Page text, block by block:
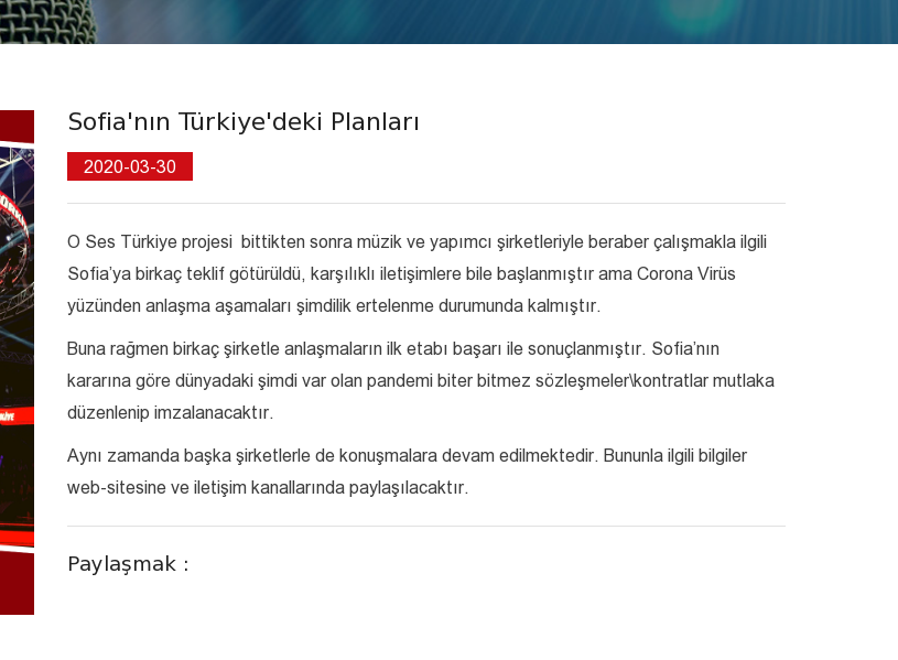
Sofia'nın Türkiye'deki Planları
2020-03-30
O Ses Türkiye projesi bittikten sonra müzik ve yapımcı şirketleriyle beraber çalışmakla ilgili
Sofia’ya birkaç teklif götürüldü, karşılıklı iletişimlere bile başlanmıştır ama Corona Virüs
yüzünden anlaşma aşamaları şimdilik ertelenme durumunda kalmıştır.
Buna rağmen birkaç şirketle anlaşmaların ilk etabı başarı ile sonuçlanmıştır. Sofia’nın
kararına göre dünyadaki şimdi var olan pandemi biter bitmez sözleşmeler\kontratlar mutlaka
düzenlenip imzalanacaktır.
Aynı zamanda başka şirketlerle de konuşmalara devam edilmektedir. Bununla ilgili bilgiler
web-sitesine ve iletişim kanallarında paylaşılacaktır.
Paylaşmak :